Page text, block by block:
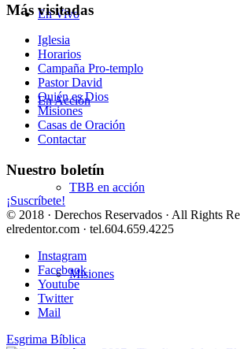
En Vivo
En Acción
TBB en acción
Misiones
Más visitadas
Iglesia
Horarios
Campaña Pro-templo
Pastor David
Quién es Dios
Misiones
Casas de Oración
Contactar
Nuestro boletín
¡Suscríbete!
© 2018 · Derechos Reservados · All Rights
elredentor.com · tel.604.659.4225
Instagram
Facebook
Youtube
Twitter
Mail
Esgrima Bíblica